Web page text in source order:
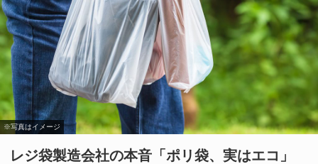
※写真はイメージ
レジ袋製造会社の本音「ポリ袋、実はエコ」